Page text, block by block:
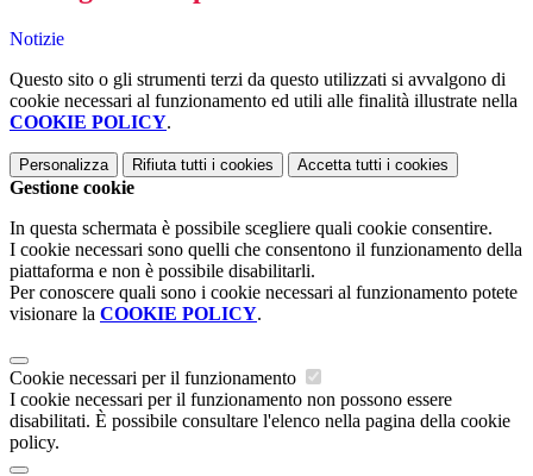
Notizie
Questo sito o gli strumenti terzi da questo utilizzati si avvalgono di
cookie necessari al funzionamento ed utili alle finalità illustrate nella
COOKIE POLICY.
Personalizza Rifiuta tutti i cookies Accetta tutti i cookies
Gestione cookie
In questa schermata è possibile scegliere quali cookie consentire.
I cookie necessari sono quelli che consentono il funzionamento della
piattaforma e non è possibile disabilitarli.
Per conoscere quali sono i cookie necessari al funzionamento potete
visionare la COOKIE POLICY.
Cookie necessari per il funzionamento
I cookie necessari per il funzionamento non possono essere
disabilitati. È possibile consultare l'elenco nella pagina della cookie
policy.